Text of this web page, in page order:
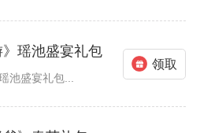
》瑶池盛宴礼包
池盛宴礼包...
领取